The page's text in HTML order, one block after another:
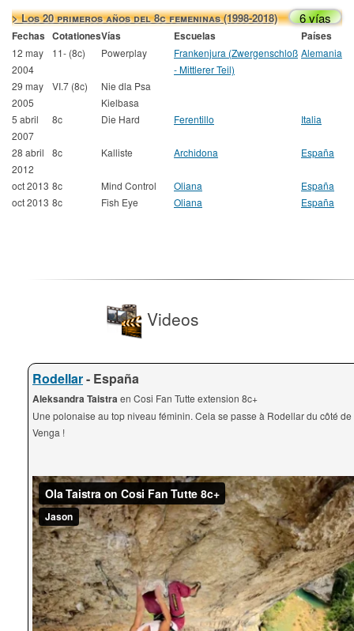
> Los 20 primeros años del 8c femeninas (1998-2018) 6 vías
Fechas CotationesVías Escuelas Países
12 may
2004
11- (8c) Powerplay
Frankenjura (Zwergenschloß
- Mittlerer Teil)
Alemania
29 may
2005
VI.7 (8c)
Nie dla Psa
Kielbasa
5 abril
2007
8c Die Hard Ferentillo Italia
28 abril
2012
8c Kalliste Archidona España
oct 2013 8c Mind Control Oliana
España
oct 2013 8c Fish Eye Oliana España
Videos
Rodellar- España
Aleksandra Taistraen Cosi Fan Tutte extension 8c+
Une polonaise au top niveau féminin. Cela se passe à Rodellar du côté
Venga !